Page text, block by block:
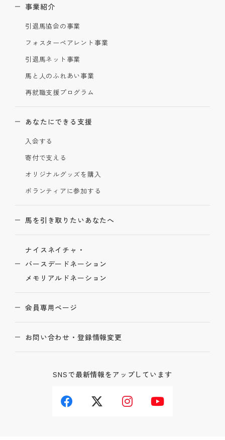
事業紹介
引退馬協会の事業
フォスターペアレント事業
引退馬ネット事業
馬と人のふれあい事業
再就職支援プログラム
あなたにできる支援
入会する
寄付で支える
オリジナルグッズを購入
ボランティアに参加する
馬を引き取りたいあなたへ
ナイスネイチャ・
バースデードネーション
メモリアルドネーション
会員専用ページ
お問い合わせ・登録情報変更
SNSで最新情報をアップしています